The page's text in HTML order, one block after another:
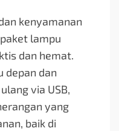
kenyamanan
lampu
dan hemat.
depan dan
via USB,
yang
baik di